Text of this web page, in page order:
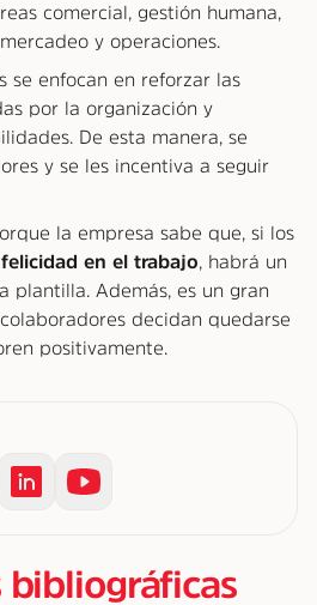
comercial, gestión humana,
y operaciones.
se enfocan en reforzar las
por la organización y
De esta manera, se
y se les incentiva a seguir
la empresa sabe que, si los
felicidad en el trabajo , habrá un
plantilla. Además, es un gran
decidan quedarse
positivamente.
bibliográficas